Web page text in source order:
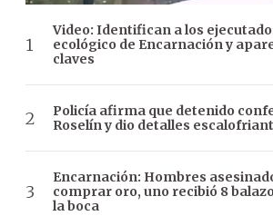
Video: Identifican a los
ecológico de Encarnación y
claves
Policía afirma que detenido
Roselín y dio detalles
Encarnación: Hombres
comprar oro, uno recibió 8
la boca